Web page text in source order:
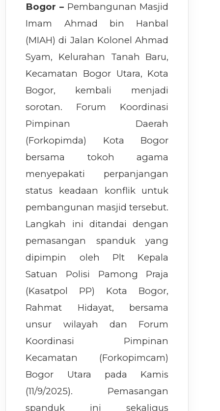
Bogor – Pembangunan Masjid
Imam Ahmad bin Hanbal
(MIAH) di Jalan Kolonel Ahmad
Syam, Kelurahan Tanah Baru,
Kecamatan Bogor Utara, Kota
Bogor, kembali menjadi
sorotan. Forum Koordinasi
Pimpinan Daerah
(Forkopimda) Kota Bogor
bersama tokoh agama
menyepakati perpanjangan
status keadaan konflik untuk
pembangunan masjid tersebut.
Langkah ini ditandai dengan
pemasangan spanduk yang
dipimpin oleh Plt Kepala
Satuan Polisi Pamong Praja
(Kasatpol PP) Kota Bogor,
Rahmat Hidayat, bersama
unsur wilayah dan Forum
Koordinasi Pimpinan
Kecamatan (Forkopimcam)
Bogor Utara pada Kamis
(11/9/2025). Pemasangan
spanduk ini sekaligus